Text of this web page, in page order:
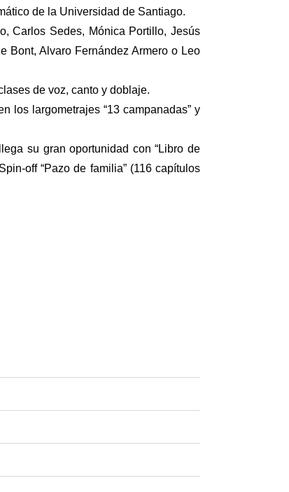
de la Universidad de Santiago.
Carlos Sedes, Mónica Portillo, Jesús
Bont, Alvaro Fernández Armero o Leo
de voz, canto y doblaje.
los largometrajes “13 campanadas” y
su gran oportunidad con “Libro de
off “Pazo de familia” (116 capítulos